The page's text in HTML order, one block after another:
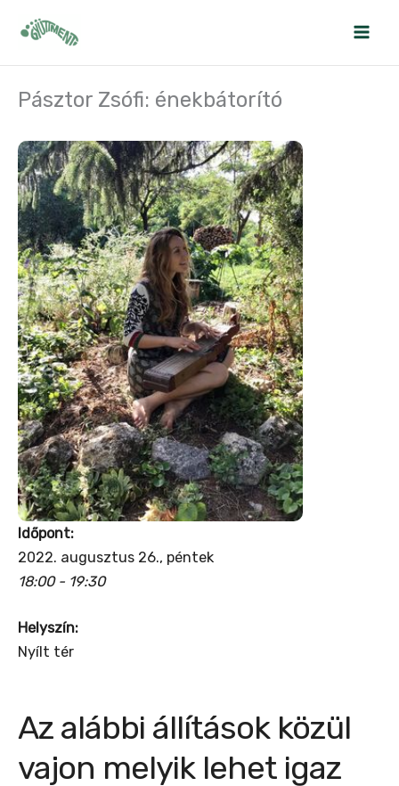
Pásztor Zsófi: énekbátorító
Időpont:
2022. augusztus 26., péntek
18:00 - 19:30
Helyszín:
Nyílt tér
Az alábbi állítások közül
vajon melyik lehet igaz